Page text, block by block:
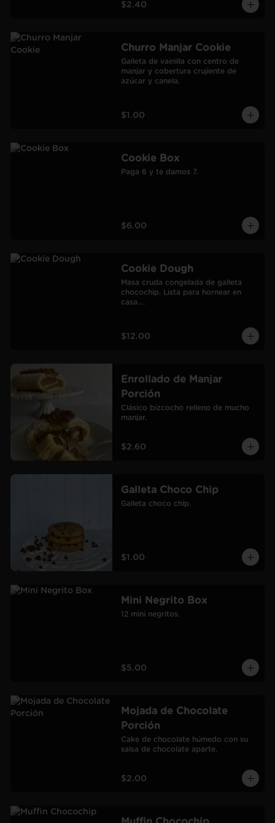
$2.40
Churro Manjar Cookie
Galleta de vainilla con centro de
manjar y cobertura crujiente de
azúcar y canela.
$1.00
Cookie Box
Paga 6 y te damos 7.
$6.00
Cookie Dough
Masa cruda congelada de galleta
chocochip. Lista para hornear en
casa.
60 galletas pequeñas.
$12.00
Enrollado de Manjar
Porción
Clásico bizcocho relleno de mucho
manjar.
$2.60
Galleta Choco Chip
Galleta choco chip.
$1.00
Mini Negrito Box
12 mini negritos.
$5.00
Mojada de Chocolate
Porción
Cake de chocolate húmedo con su
salsa de chocolate aparte.
$2.00